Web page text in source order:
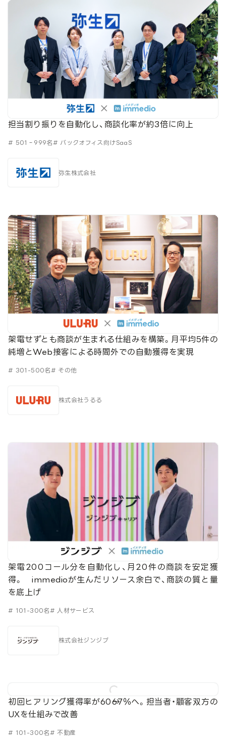
担当割り振りを自動化し、商談化率が約3倍に向上
# 501‐999名# バックオフィス向けSaaS
弥生株式会社
架電せずとも商談が生まれる仕組みを構築。月平均5件の
純増とWeb接客による時間外での自動獲得を実現
# 301-500名# その他
株式会社うるる
架電200コール分を自動化し、月20件の商談を安定獲
得。 immedioが生んだリソース余白で、商談の質と量
を底上げ
# 101-300名# 人材サービス
株式会社ジンジブ
初回ヒアリング獲得率が60→67％へ。担当者・顧客双方の
UXを仕組みで改善
# 101-300名# 不動産